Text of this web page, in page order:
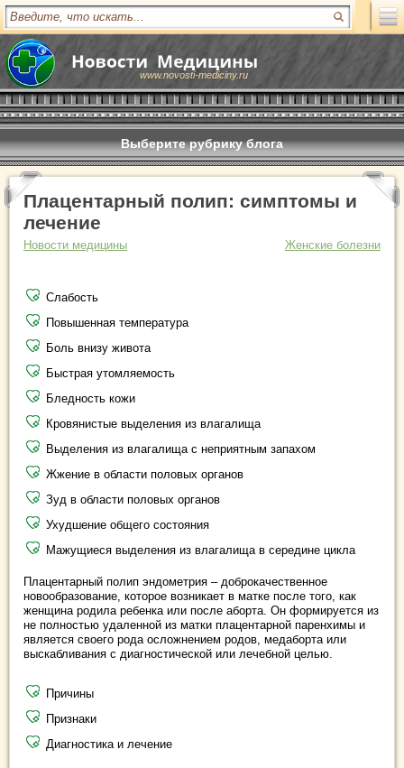
www.novosti-mediciny.ru
Выберите рубрику блога
Плацентарный полип: симптомы и
лечение
Новости медицины Женские болезни
Слабость
Повышенная температура
Боль внизу живота
Быстрая утомляемость
Бледность кожи
Кровянистые выделения из влагалища
Выделения из влагалища с неприятным запахом
Жжение в области половых органов
Зуд в области половых органов
Ухудшение общего состояния
Мажущиеся выделения из влагалища в середине цикла
Плацентарный полип эндометрия – доброкачественное
новообразование, которое возникает в матке после того, как
женщина родила ребенка или после аборта. Он формируется из
не полностью удаленной из матки плацентарной паренхимы и
является своего рода осложнением родов, медаборта или
выскабливания с диагностической или лечебной целью.
Причины
Признаки
Диагностика и лечение